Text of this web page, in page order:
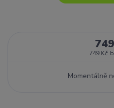
749 Kč
Momentálně